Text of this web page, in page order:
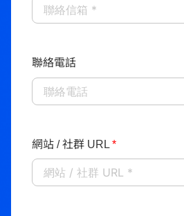
聯絡電話
網站 / 社群 URL *